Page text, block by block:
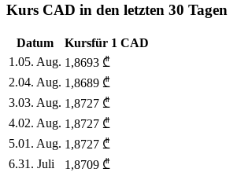
Kurs CAD in den letzten 30 Tagen
Datum Kursfür 1 CAD
1 .05. Aug. 1,8693 ₾
2.04. Aug. 1,8689 ₾
3.03. Aug. 1,8727 ₾
4.02. Aug. 1,8727 ₾
5.01. Aug. 1,8727 ₾
6.31. Juli 1,8709 ₾